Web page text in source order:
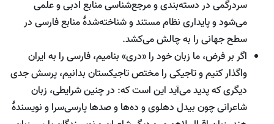
سردرگمی در دسته‌بندی و مرجع‌شناسی منابع ادبی و علمی
می‌شود و پایداری نظام مستند و شناخته‌شدۀ منابع فارسی در
سطح جهانی را به چالش می‌کشد.
اگر بر فرض، ما زبان خود را «دری» بنامیم، فارسی را به ایران
واگذار کنیم و تاجیکی را مختص تاجیکستان بدانیم، پرسش‌ جدی‌
دیگری که پدید می‌آید این است که: در چنین شرایطی، زبان
شاعرانی چون بیدل دهلوی و ده‌ها و صدها پارسی‌سرا و نویسندۀ